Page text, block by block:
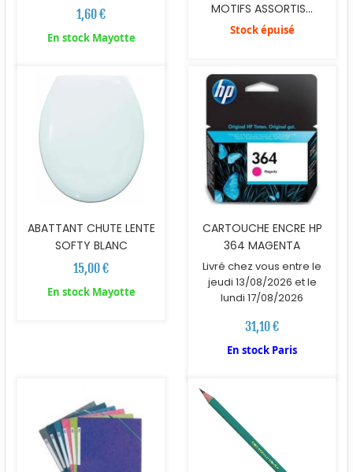
1,60 €
En stock Mayotte
MOTIFS ASSORTIS...
Stock épuisé
ABATTANT CHUTE LENTE
SOFTY BLANC
15,00 €
En stock Mayotte
CARTOUCHE ENCRE HP
364 MAGENTA
Livré chez vous entre le
jeudi 13/08/2026 et le
lundi 17/08/2026
31,10 €
En stock Paris